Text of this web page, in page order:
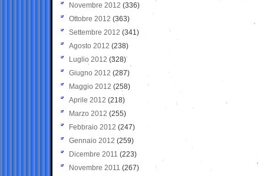
Novembre 2012 (336)
Ottobre 2012 (363)
Settembre 2012 (341)
Agosto 2012 (238)
Luglio 2012 (328)
Giugno 2012 (287)
Maggio 2012 (258)
Aprile 2012 (218)
Marzo 2012 (255)
Febbraio 2012 (247)
Gennaio 2012 (259)
Dicembre 2011 (223)
Novembre 2011 (267)